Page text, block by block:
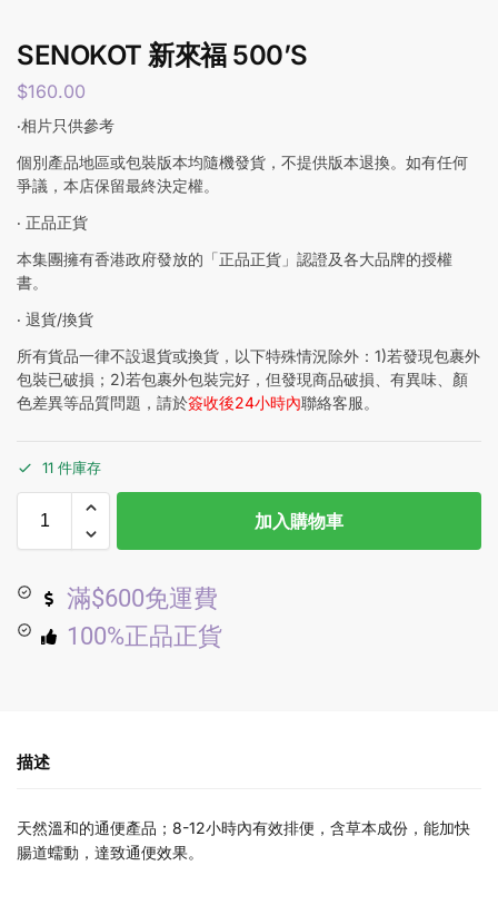
SENOKOT 新來福 500’S
$160.00
‧相片只供參考
個別產品地區或包裝版本均隨機發貨，不提供版本退換。如有任何
爭議，本店保留最終決定權。
‧ 正品正貨
本集團擁有香港政府發放的「正品正貨」認證及各大品牌的授權
書。
‧ 退貨/換貨
所有貨品一律不設退貨或換貨，以下特殊情況除外：1)若發現包裹外
包裝已破損；2)若包裹外包裝完好，但發現商品破損、有異味、顏
色差異等品質問題，請於簽收後24小時內聯絡客服。
11 件庫存
加入購物車
滿$600免運費
100%正品正貨
描述
天然溫和的通便產品；8-12小時內有效排便，含草本成份，能加快
腸道蠕動，達致通便效果。